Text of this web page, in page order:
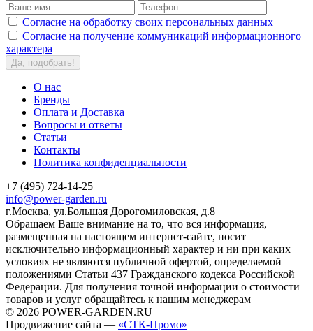
Согласие на обработку своих персональных данных
Согласие на получение коммуникаций информационного
характера
Да, подобрать!
О нас
Бренды
Оплата и Доставка
Вопросы и ответы
Статьи
Контакты
Политика конфиденциальности
+7 (495) 724-14-25
info@power-garden.ru
г.Москва, ул.Большая Дорогомиловская, д.8
Обращаем Ваше внимание на то, что вся информация,
размещенная на настоящем интернет-сайте, носит
исключительно информационный характер и ни при каких
условиях не являются публичной офертой, определяемой
положениями Статьи 437 Гражданского кодекса Российской
Федерации. Для получения точной информации о стоимости
товаров и услуг обращайтесь к нашим менеджерам
© 2026 POWER-GARDEN.RU
Продвижение сайта — «СТК-Промо»